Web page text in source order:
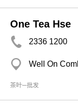
One Tea Hse
2336 1200
Well On
茶叶─批发